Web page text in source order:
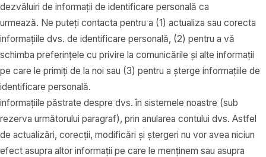
dezvăluiri de informații de identificare personală ca
urmează. Ne puteți contacta pentru a (1) actualiza sau corecta
informațiile dvs. de identificare personală, (2) pentru a vă
schimba preferințele cu privire la comunicările și alte informații
pe care le primiți de la noi sau (3) pentru a șterge informațiile de
identificare personală.
informațiile păstrate despre dvs. în sistemele noastre (sub
rezerva următorului paragraf), prin anularea contului dvs. Astfel
de actualizări, corecții, modificări și ștergeri nu vor avea niciun
efect asupra altor informații pe care le menținem sau asupra